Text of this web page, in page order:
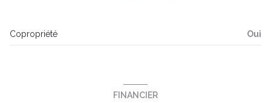
Copropriété Oui
FINANCIER